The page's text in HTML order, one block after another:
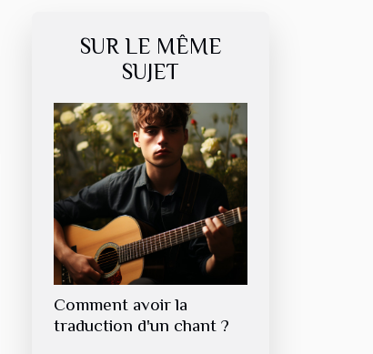
SUR LE MÊME
SUJET
Comment avoir la
traduction d'un chant ?